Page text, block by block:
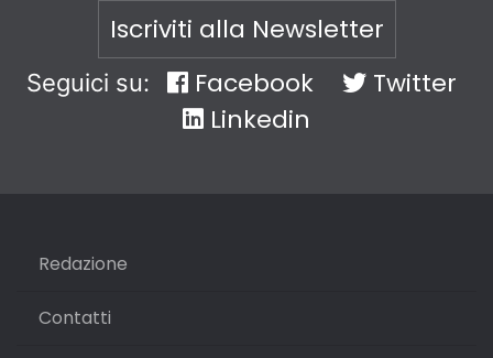
Iscriviti alla Newsletter
Seguici su: Facebook
Twitter
Linkedin
Redazione
Contatti